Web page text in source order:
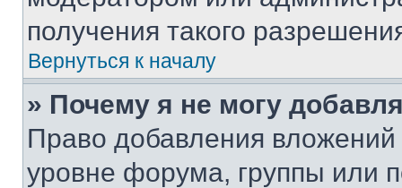
получения такого
Вернуться к началу
» Почему я не могу
Право добавления
уровне форума, группы или